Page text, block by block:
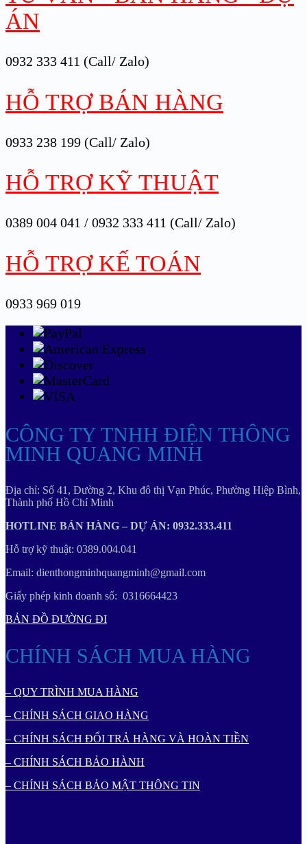
ÁN
0932 333 411 (Call/ Zalo)
HỖ TRỢ BÁN HÀNG
0933 238 199 (Call/ Zalo)
HỖ TRỢ KỸ THUẬT
0389 004 041 / 0932 333 411 (Call/ Zalo)
HỖ TRỢ KẾ TOÁN
0933 969 019
CÔNG TY TNHH ĐIỆN THÔNG
MINH QUANG MINH
Địa chỉ: Số 41, Đường 2, Khu đô thị Vạn Phúc, Phường Hiệp Bình,
Thành phố Hồ Chí Minh
HOTLINE BÁN HÀNG – DỰ ÁN: 0932.333.411
Hỗ trợ kỹ thuật: 0389.004.041
Email: dienthongminhquangminh@gmail.com
Giấy phép kinh doanh số: 0316664423
BẢN ĐỒ ĐƯỜNG ĐI
CHÍNH SÁCH MUA HÀNG
– QUY TRÌNH MUA HÀNG
– CHÍNH SÁCH GIAO HÀNG
– CHÍNH SÁCH ĐỔI TRẢ HÀNG VÀ HOÀN TIỀN
– CHÍNH SÁCH BẢO HÀNH
– CHÍNH SÁCH BẢO MẬT THÔNG TIN